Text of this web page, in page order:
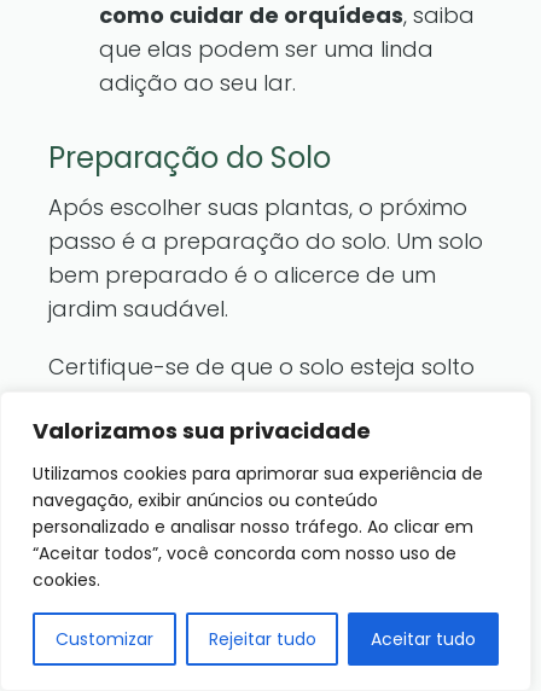
Valorizamos sua privacidade
Utilizamos cookies para aprimorar sua experiência de
navegação, exibir anúncios ou conteúdo
personalizado e analisar nosso tráfego. Ao clicar em
“Aceitar todos”, você concorda com nosso uso de
cookies.
Customizar Rejeitar tudo Aceitar tudo
como cuidar de orquídeas, saiba
que elas podem ser uma linda
adição ao seu lar.
Preparação do Solo
Após escolher suas plantas, o próximo
passo é a preparação do solo. Um solo
bem preparado é o alicerce de um
jardim saudável.
Certifique-se de que o solo esteja solto
adicionar composto ou adubo orgânico
para melhorar a qualidade.
Uma dica valiosa é fazer um teste do
solo para saber quais nutrientes estão
em falta. Isso pode ajudar a evitar
surpresas no futuro.